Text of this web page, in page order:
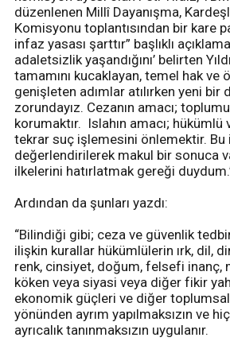
düzenlenen Millî Dayanışma,
Komisyonu toplantısından bir kare
infaz yasası şarttır” başlıklı
adaletsizlik yaşandığını’ belirten
tamamını kucaklayan, temel hak ve
genişleten adımlar atılırken yeni bir
zorundayız. Cezanın amacı;
korumaktır. Islahın amacı; hükümlü
tekrar suç işlemesini önlemektir.
değerlendirilerek makul bir sonuca
ilkelerini hatırlatmak gereği
Ardından da şunları yazdı:
“Bilindiği gibi; ceza ve güvenlik
ilişkin kurallar hükümlülerin ırk, dil,
renk, cinsiyet, doğum, felsefi inanç,
köken veya siyasi veya diğer fikir
ekonomik güçleri ve diğer toplumsal
yönünden ayrım yapılmaksızın ve
ayrıcalık tanınmaksızın uygulanır.